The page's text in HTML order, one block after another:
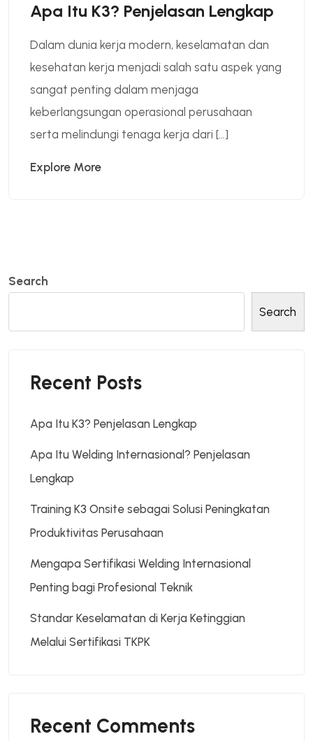
Apa Itu K3? Penjelasan Lengkap
Dalam dunia kerja modern, keselamatan dan
kesehatan kerja menjadi salah satu aspek yang
sangat penting dalam menjaga
keberlangsungan operasional perusahaan
serta melindungi tenaga kerja dari […]
Explore More
Search
Search
Recent Posts
Apa Itu K3? Penjelasan Lengkap
Apa Itu Welding Internasional? Penjelasan
Lengkap
Training K3 Onsite sebagai Solusi Peningkatan
Produktivitas Perusahaan
Mengapa Sertifikasi Welding Internasional
Penting bagi Profesional Teknik
Standar Keselamatan di Kerja Ketinggian
Melalui Sertifikasi TKPK
Recent Comments